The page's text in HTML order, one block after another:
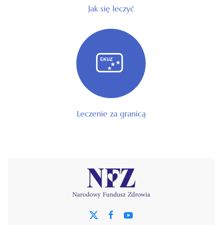
Jak się leczyć
Leczenie za granicą